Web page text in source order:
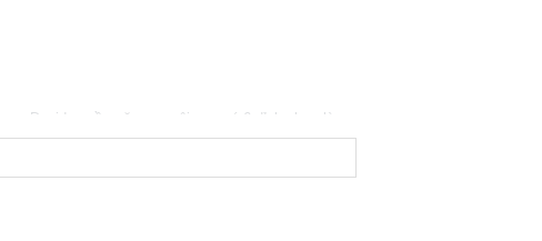
David quyền năng – ngôi sao có 6 đỉnh nhọn là sự
hộ chủ nhân. Viên ở giữa tượng trưng cho mệnh của
mệnh chủ còn 6 viên ở ngoài có thể chọn theo các
năng lượng từ trường của 6 viên xung quanh và